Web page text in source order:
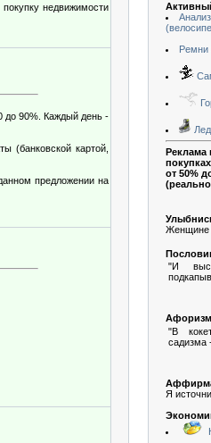
недвижимости
до 90%. Каждый день -
(банковской картой,
предложении на
Ремни
Реклама
от 50%
Женщине
"И
"В
садизма
Я